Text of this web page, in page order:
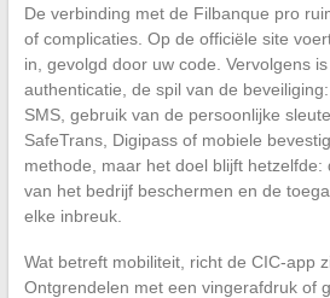
De verbinding met de Filbanque pro
of complicaties. Op de officiële site
in, gevolgd door uw code. Vervolgens
authenticatie, de spil van de
SMS, gebruik van de persoonlijke
SafeTrans, Digipass of mobiele
methode, maar het doel blijft hetzelfde:
van het bedrijf beschermen en de
elke inbreuk.
Wat betreft mobiliteit, richt de CIC-app
Ontgrendelen met een vingerafdruk of